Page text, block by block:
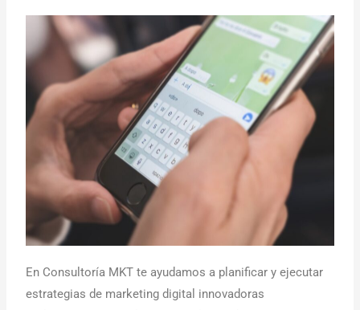
En Consultoría MKT te ayudamos a planificar y ejecutar
estrategias de marketing digital innovadoras